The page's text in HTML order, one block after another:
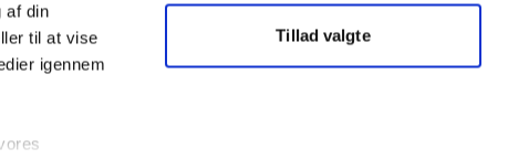
af din
til at vise
igennem
Tillad valgte